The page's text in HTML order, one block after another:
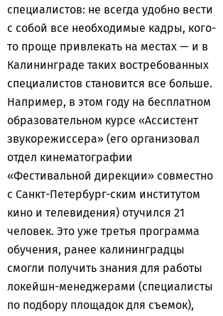
специалистов: не всегда удобно вести
с собой все необходимые кадры, кого-
то проще привлекать на местах — и в
Калининграде таких востребованных
специалистов становится все больше.
Например, в этом году на бесплатном
образовательном курсе «Ассистент
звукорежиссера» (его организовал
отдел кинематографии
«Фестивальной дирекции» совместно
с Санкт-Петербург-ским институтом
кино и телевидения) отучился 21
человек. Это уже третья программа
обучения, ранее калининградцы
смогли получить знания для работы
локейшн-менеджерами (специалисты
по подбору площадок для съемок),